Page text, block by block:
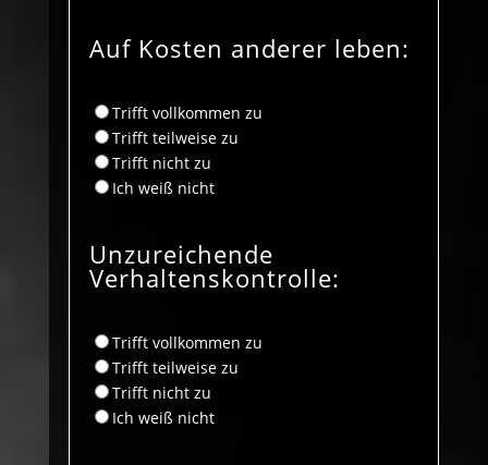
Auf Kosten anderer leben:
Trifft vollkommen zu
Trifft teilweise zu
Trifft nicht zu
Ich weiß nicht
Unzureichende
Verhaltenskontrolle:
Trifft vollkommen zu
Trifft teilweise zu
Trifft nicht zu
Ich weiß nicht